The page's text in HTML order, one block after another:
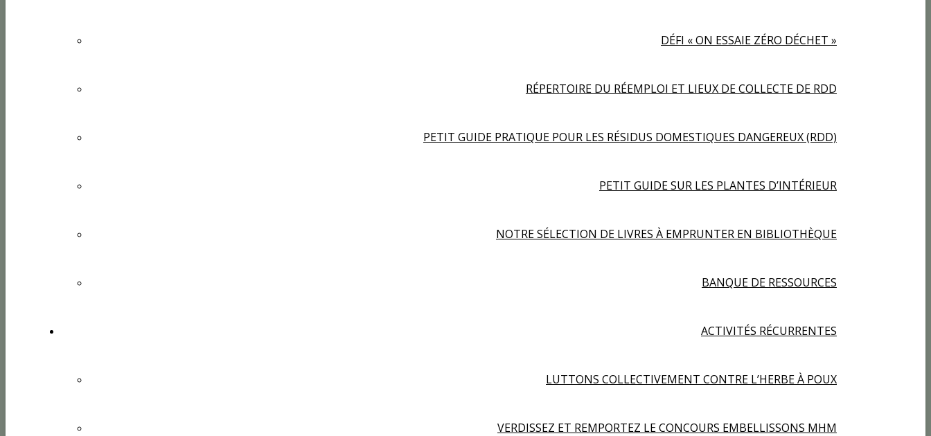
DÉFI « ON ESSAIE ZÉRO DÉCHET »
RÉPERTOIRE DU RÉEMPLOI ET LIEUX DE COLLECTE DE RDD
PETIT GUIDE PRATIQUE POUR LES RÉSIDUS DOMESTIQUES DANGEREUX (RDD)
PETIT GUIDE SUR LES PLANTES D’INTÉRIEUR
NOTRE SÉLECTION DE LIVRES À EMPRUNTER EN BIBLIOTHÈQUE
BANQUE DE RESSOURCES
ACTIVITÉS RÉCURRENTES
LUTTONS COLLECTIVEMENT CONTRE L’HERBE À POUX
VERDISSEZ ET REMPORTEZ LE CONCOURS EMBELLISSONS MHM